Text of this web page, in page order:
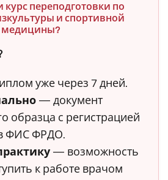
курс переподготовки по
и спортивной
медицины?
уже через 7 дней.
— документ
образца с регистрацией
ФИС ФРДО.
— возможность
к работе врачом